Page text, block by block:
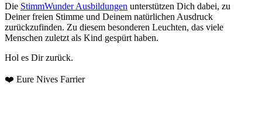
Die StimmWunder Ausbildungen unterstützen Dich dabei, zu
Deiner freien Stimme und Deinem natürlichen Ausdruck
zurückzufinden. Zu diesem besonderen Leuchten, das viele
Menschen zuletzt als Kind gespürt haben.
Hol es Dir zurück.
❤️ Eure Nives Farrier